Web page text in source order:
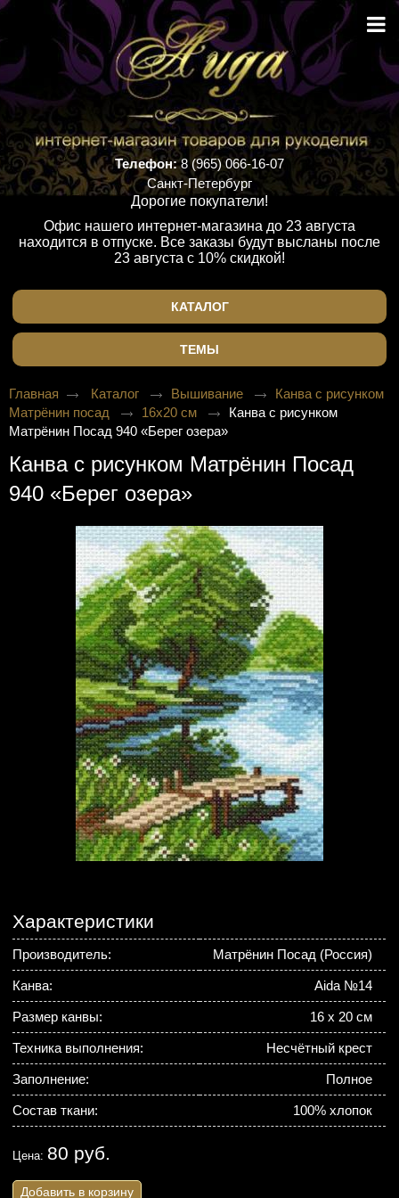
Телефон:8 (965) 066-16-07
Санкт-Петербург
Дорогие покупатели!
Офис нашего интернет-магазина до 23 августа
находится в отпуске. Все заказы будут высланы после
23 августа с 10% скидкой!
КАТАЛОГ
ТЕМЫ
Главная Каталог Вышивание
Канва с рисунком
Матрёнин посад
16х20 см
Канва с рисунком
Матрёнин Посад 940 «Берег озера»
Канва с рисунком Матрёнин Посад
940 «Берег озера»
Характеристики
Производитель: Матрёнин Посад (Россия)
Канва: Aida №14
Размер канвы: 16 х 20 см
Техника выполнения: Несчётный крест
Заполнение: Полное
Состав ткани: 100% хлопок
Цена: 80 руб.
Добавить в корзину